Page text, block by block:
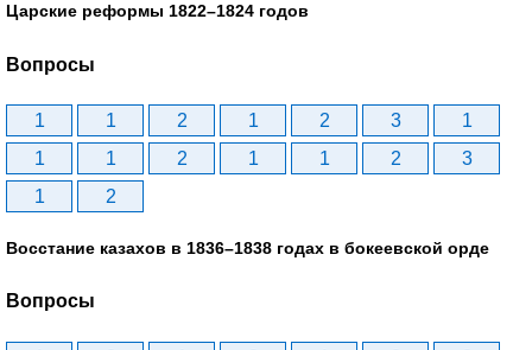
Царские реформы 1822–1824 годов
Вопросы
1 1 2 1 2 3
1
1
1 2 1 1 2
3
1
2
Восстание казахов в 1836–1838 годах в бокеевской орде
Вопросы